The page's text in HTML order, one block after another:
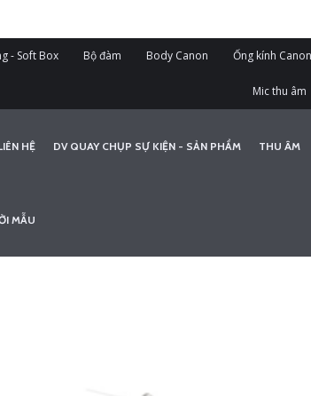
- Soft Box Bộ đàm Body Canon Ống kính Canon
Mic thu âm
HỆ DV QUAY CHỤP SỰ KIỆN - SẢN PHẨM THU ÂM
MẪU